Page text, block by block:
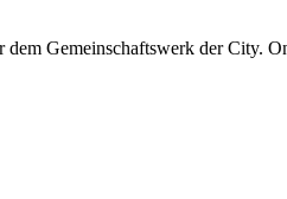
Gemeinschaftswerk der City.